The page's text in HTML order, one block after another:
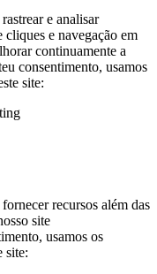
e analisar
e navegação em
continuamente a
consentimento, usamos
site:
recursos além das
site
usamos os
site: